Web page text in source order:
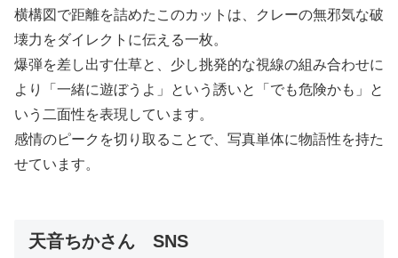
横構図で距離を詰めたこのカットは、クレーの無邪気な破
壊力をダイレクトに伝える一枚。
爆弾を差し出す仕草と、少し挑発的な視線の組み合わせに
より「一緒に遊ぼうよ」という誘いと「でも危険かも」と
いう二面性を表現しています。
感情のピークを切り取ることで、写真単体に物語性を持た
せています。
天音ちかさん SNS